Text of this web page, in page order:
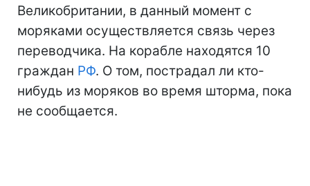
Великобритании, в данный момент с
моряками осуществляется связь через
переводчика. На корабле находятся 10
граждан РФ. О том, пострадал ли кто-
нибудь из моряков во время шторма, пока
не сообщается.